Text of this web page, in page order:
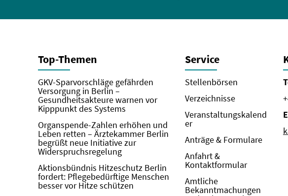
Top-Themen
GKV-Sparvorschläge gefährden
Versorgung in Berlin –
Gesundheitsakteure warnen vor
Kipppunkt des Systems
Organspende-Zahlen erhöhen und
Leben retten – Ärztekammer Berlin
begrüßt neue Initiative zur
Widerspruchsregelung
Aktionsbündnis Hitzeschutz Berlin
fordert: Pflegebedürftige Menschen
besser vor Hitze schützen
Service
Stellenbörsen
Verzeichnisse
Veranstaltungskalend
er
Anträge & Formulare
Anfahrt &
Kontaktformular
Amtliche
Bekanntmachungen